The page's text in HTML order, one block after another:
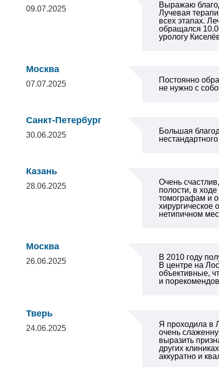
09.07.2025
Выражаю
Лучевая
всех этапах.
обращался
урологу
Москва
07.07.2025
Постоянно
не нужно с
Санкт-Петербург
30.06.2025
Большая
Казань
28.06.2025
Очень
полости, в
томографам и
хирургическое
нетипичном
Москва
26.06.2025
В 2010 году
В центре на
объективные,
и
Тверь
24.06.2025
Я проходила в
очень
выразить
других
аккуратно и